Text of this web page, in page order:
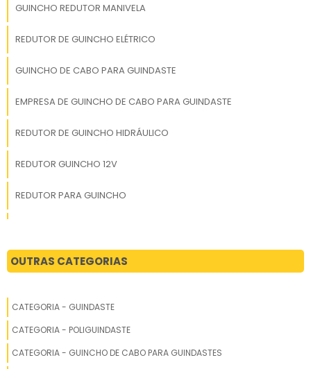
GUINCHO REDUTOR MANIVELA
REDUTOR DE GUINCHO ELÉTRICO
GUINCHO DE CABO PARA GUINDASTE
EMPRESA DE GUINCHO DE CABO PARA GUINDASTE
REDUTOR DE GUINCHO HIDRÁULICO
REDUTOR GUINCHO 12V
REDUTOR PARA GUINCHO
COMPRAR REDUTOR PARA GUINCHO
REDUTOR GUINCHO MECÂNICO
OUTRAS CATEGORIAS
CATEGORIA - GUINDASTE
CATEGORIA - POLIGUINDASTE
CATEGORIA - GUINCHO DE CABO PARA GUINDASTES